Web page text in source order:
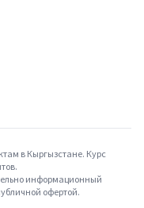
в Кыргызстане. Курс
информационный
офертой.